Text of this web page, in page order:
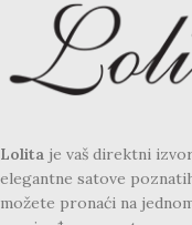
Lolita je vaš direktni
elegantne satove
možete pronaći na